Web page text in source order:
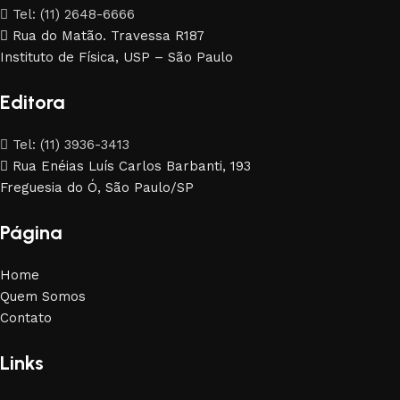
Tel: (11) 2648-6666
Rua do Matão. Travessa R187
Instituto de Física, USP – São Paulo
Editora
Tel: (11) 3936-3413
Rua Enéias Luís Carlos Barbanti, 193
Freguesia do Ó, São Paulo/SP
Página
Home
Quem Somos
Contato
Links